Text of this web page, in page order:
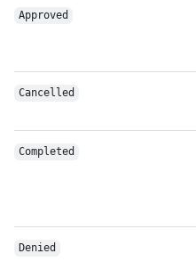
Approved
Cancelled
Completed
Denied